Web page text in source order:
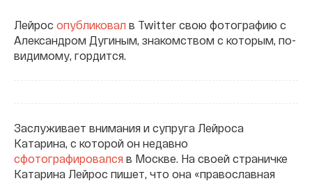
Лейрос опубликовал в Twitter свою фотографию с
Александром Дугиным, знакомством с которым, по-
видимому, гордится.
Заслуживает внимания и супруга Лейроса
Катарина, с которой он недавно
сфотографировался в Москве. На своей страничке
Катарина Лейрос пишет, что она «православная